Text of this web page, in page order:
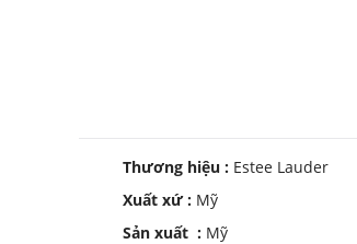
Thương hiệu : Estee Lauder
Xuất xứ : Mỹ
Sản xuất : Mỹ